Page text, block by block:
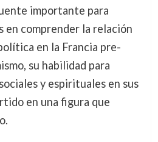
importante para
en comprender la relación
en la Francia pre-
su habilidad para
y espirituales en sus
en una figura que